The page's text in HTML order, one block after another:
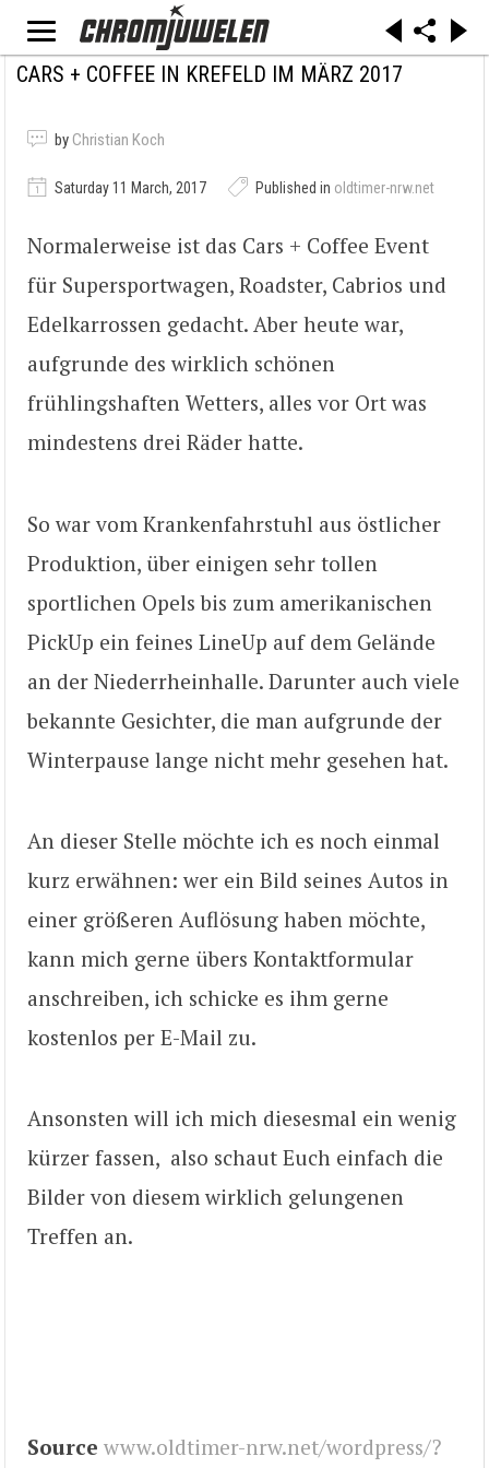
CARS + COFFEE IN KREFELD IM MÄRZ 2017
by Christian Koch
Saturday 11 March, 2017 Published in oldtimer-nrw.net
Normalerweise ist das Cars + Coffee Event
für Supersportwagen, Roadster, Cabrios und
Edelkarrossen gedacht. Aber heute war,
aufgrunde des wirklich schönen
frühlingshaften Wetters, alles vor Ort was
mindestens drei Räder hatte.
So war vom Krankenfahrstuhl aus östlicher
Produktion, über einigen sehr tollen
sportlichen Opels bis zum amerikanischen
PickUp ein feines LineUp auf dem Gelände
an der Niederrheinhalle. Darunter auch viele
bekannte Gesichter, die man aufgrunde der
Winterpause lange nicht mehr gesehen hat.
An dieser Stelle möchte ich es noch einmal
kurz erwähnen: wer ein Bild seines Autos in
einer größeren Auflösung haben möchte,
kann mich gerne übers Kontaktformular
anschreiben, ich schicke es ihm gerne
kostenlos per E-Mail zu.
Ansonsten will ich mich diesesmal ein wenig
kürzer fassen, also schaut Euch einfach die
Bilder von diesem wirklich gelungenen
Treffen an.
Source www.oldtimer-nrw.net/wordpress/?